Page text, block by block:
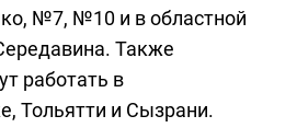
№7, №10 и в областной
Также
работать в
Тольятти и Сызрани.